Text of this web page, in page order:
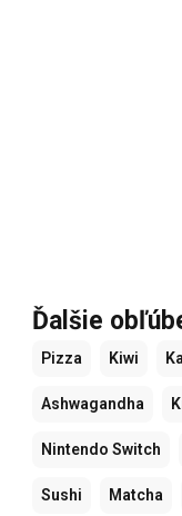
Ďalšie
Pizza Kiwi
Ashwagandha
Nintendo Switch
Sushi Matcha